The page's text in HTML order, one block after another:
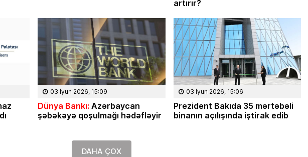
artırır?
03 İyun 2026, 15:09
Dünya Bankı: Azərbaycan
şəbəkəyə qoşulmağı hədəfləyir
03 İyun 2026, 15:06
Prezident Bakıda 35 mərtəbəli
binanın açılışında iştirak edib
DAHA ÇOX